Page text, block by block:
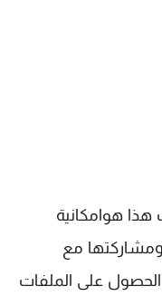
هذا هوامكانية
مع
الحصول على الملفات